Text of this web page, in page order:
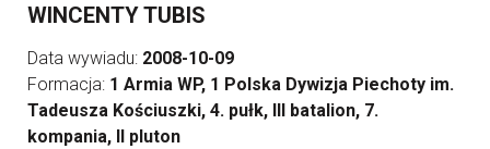
WINCENTY TUBIS
Data wywiadu: 2008-10-09
Formacja: 1 Armia WP, 1 Polska Dywizja Piechoty im.
Tadeusza Kościuszki, 4. pułk, III batalion, 7.
kompania, II pluton